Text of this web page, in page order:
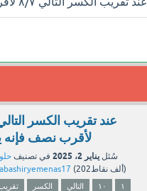
لأقرب نصف فإنه
سُئل يناير 2، 2025 في تصنيف
( 202ألفنقاط)
الكسر التالي ١٠
١